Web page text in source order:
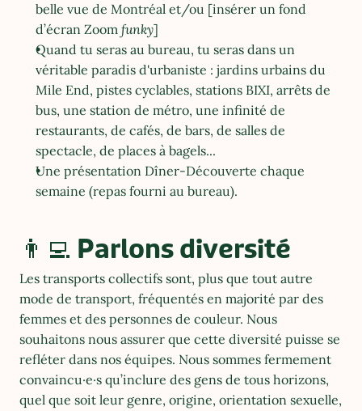
belle vue de Montréal et/ou [insérer un fond
d’écran Zoom funky]
Quand tu seras au bureau, tu seras dans un
véritable paradis d'urbaniste : jardins urbains du
Mile End, pistes cyclables, stations BIXI, arrêts de
bus, une station de métro, une infinité de
restaurants, de cafés, de bars, de salles de
spectacle, de places à bagels...
Une présentation Dîner-Découverte chaque
semaine (repas fourni au bureau).
👨‍💻 Parlons diversité
Les transports collectifs sont, plus que tout autre
mode de transport, fréquentés en majorité par des
femmes et des personnes de couleur. Nous
souhaitons nous assurer que cette diversité puisse se
refléter dans nos équipes. Nous sommes fermement
convaincu·e·s qu’inclure des gens de tous horizons,
quel que soit leur genre, origine, orientation sexuelle,